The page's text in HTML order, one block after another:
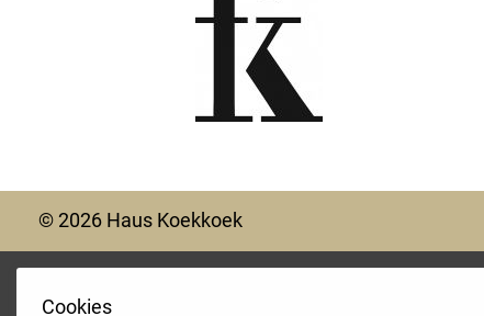
© 2026 Haus Koekkoek
Cookies